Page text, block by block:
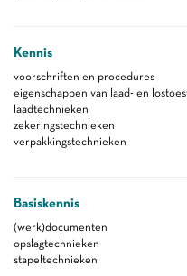
Kennis
voorschriften en procedures
eigenschappen van laad- en
laadtechnieken
zekeringstechnieken
verpakkingstechnieken
Basiskennis
(werk)documenten
opslagtechnieken
stapeltechnieken